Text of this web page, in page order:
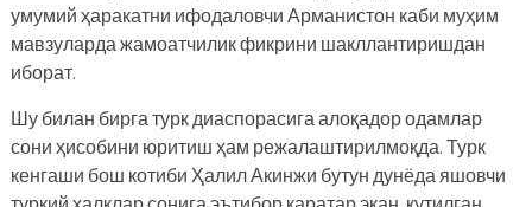
умумий ҳаракатни ифодаловчи Арманистон каби муҳим
мавзуларда жамоатчилик фикрини шакллантиришдан
иборат.
Шу билан бирга турк диаспорасига алоқадор одамлар
сони ҳисобини юритиш ҳам режалаштирилмоқда. Турк
кенгаши бош котиби Ҳалил Акинжи бутун дунёда яшовчи